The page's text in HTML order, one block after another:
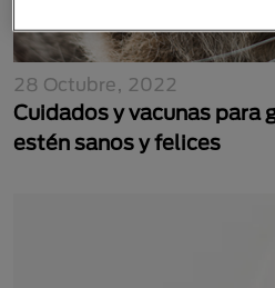
28 Octubre, 2022
Cuidados y vacunas para
estén sanos y felices